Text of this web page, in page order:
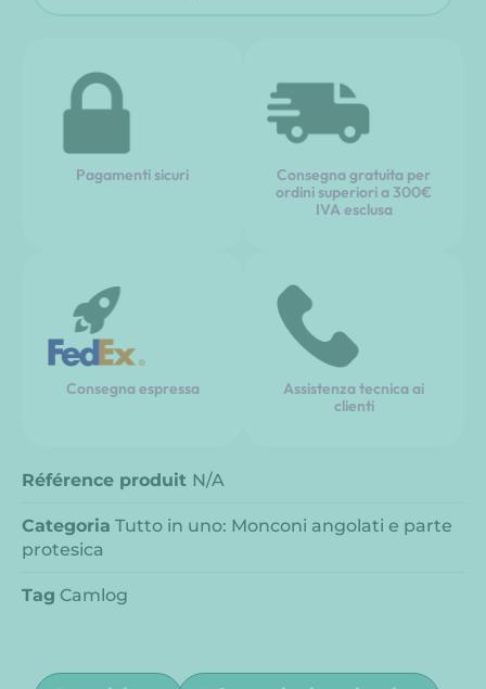
Pagamenti sicuri
Consegna gratuita per
ordini superiori a 300€
IVA esclusa
Consegna espressa
Assistenza tecnica ai
clienti
Référence produit N/A
Categoria Tutto in uno: Monconi angolati e parte
protesica
Tag Camlog